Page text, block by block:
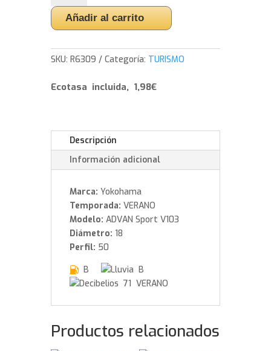
Sport
V103
225/50/18
95
cantidad
Añadir al carrito
SKU:R6309 Categoría: TURISMO
Ecotasa incluida, 1,98€
Descripción
Información adicional
Marca: Yokohama
Temporada: VERANO
Modelo: ADVAN Sport V103
Diámetro: 18
Perfil: 50
B
B
71 VERANO
Productos relacionados